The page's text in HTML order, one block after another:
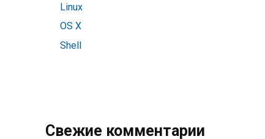
Linux
OS X
Shell
Свежие комментарии